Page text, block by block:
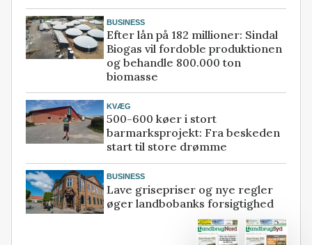
BUSINESS
Efter lån på 182 millioner: Sindal
Biogas vil fordoble produktionen
og behandle 800.000 ton
biomasse
KVÆG
500-600 køer i stort
barmarksprojekt: Fra beskeden
start til store drømme
BUSINESS
Lave grisepriser og nye regler
øger landbobanks forsigtighed